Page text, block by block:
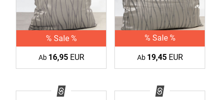
% Sale %
Ab 16,95EUR
% Sale %
Ab 19,45EUR